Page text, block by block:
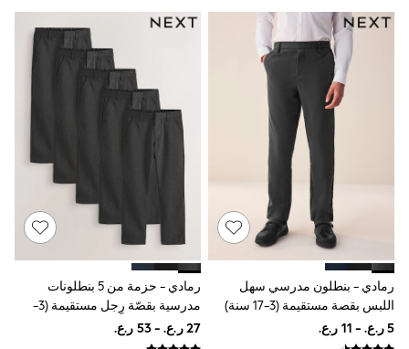
Red
All Branded Schoolwear
adidas
Nike
Clarks
Start Rite
Smiggle
Eastpak
Bags & Backpacks
Caps
Belts
Jumpers
Polo Shirts
All Girls Sports & Swimwear
T-Shirts
Bags & Backpacks
Lunchboxes
Caps
Bags
Blouses
رمادي - بنطلون مدرسي سهل
اللبس بقصة مستقيمة (3-17 سنة)
رمادي - حزمة من 5 بنطلونات
مدرسية بقصّة رِجل مستقيمة (3-
17سنة)